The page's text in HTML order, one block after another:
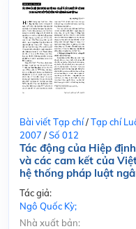
Bài viết Tạp chí/Tạp chí
2007 /Số 012
Tác động của Hiệp
và các cam kết của
hệ thống pháp luật
Tác giả:
Ngô Quốc Kỳ;
Nhà xuất bản: